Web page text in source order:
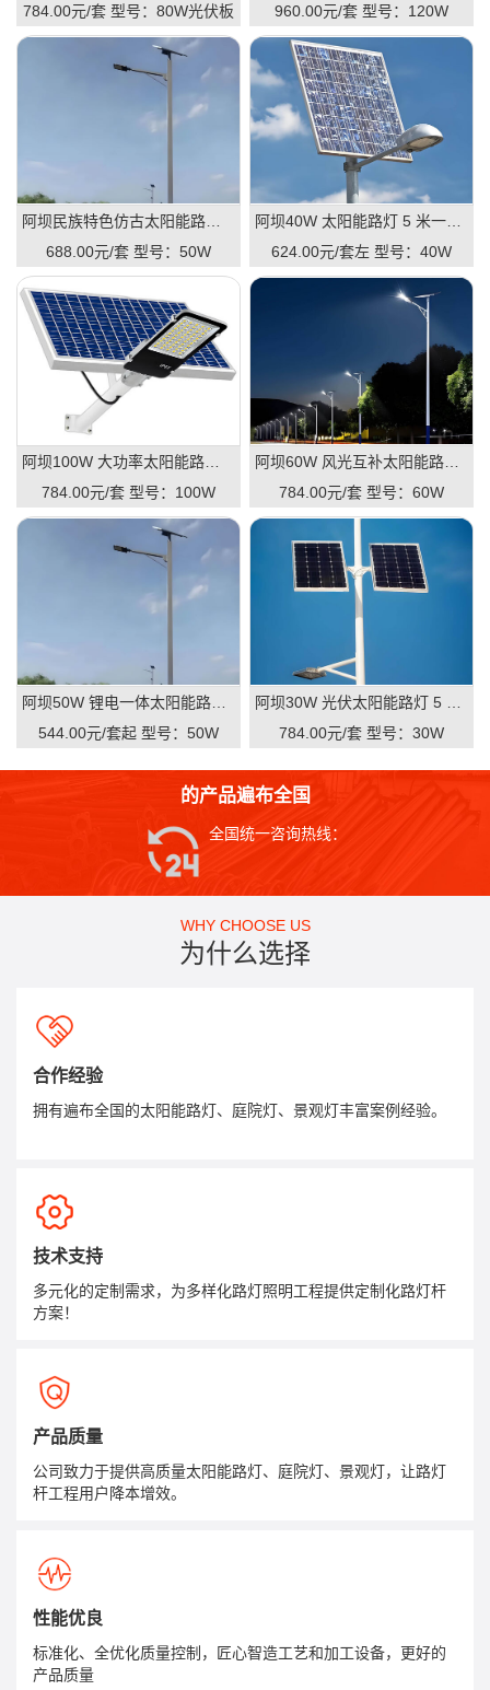
784.00元/套 型号：80W光伏板
960.00元/套 型号：120W
688.00元/套 型号：50W
624.00元/套左 型号：40W
784.00元/套 型号：100W
784.00元/套 型号：60W
544.00元/套起 型号：50W
784.00元/套 型号：30W
的产品遍布全国
全国统一咨询热线：
WHY CHOOSE US
为什么选择
合作经验
拥有遍布全国的太阳能路灯、庭院灯、景观灯丰富案例经验。
技术支持
多元化的定制需求，为多样化路灯照明工程提供定制化路灯杆
方案！
产品质量
公司致力于提供高质量太阳能路灯、庭院灯、景观灯，让路灯
杆工程用户降本增效。
性能优良
标准化、全优化质量控制，匠心智造工艺和加工设备，更好的
产品质量